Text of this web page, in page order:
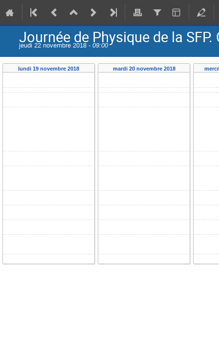
Journée de Physique de la
jeudi 22 novembre 2018 - 09:00
lundi 19 novembre 2018 mardi 20 novembre 2018